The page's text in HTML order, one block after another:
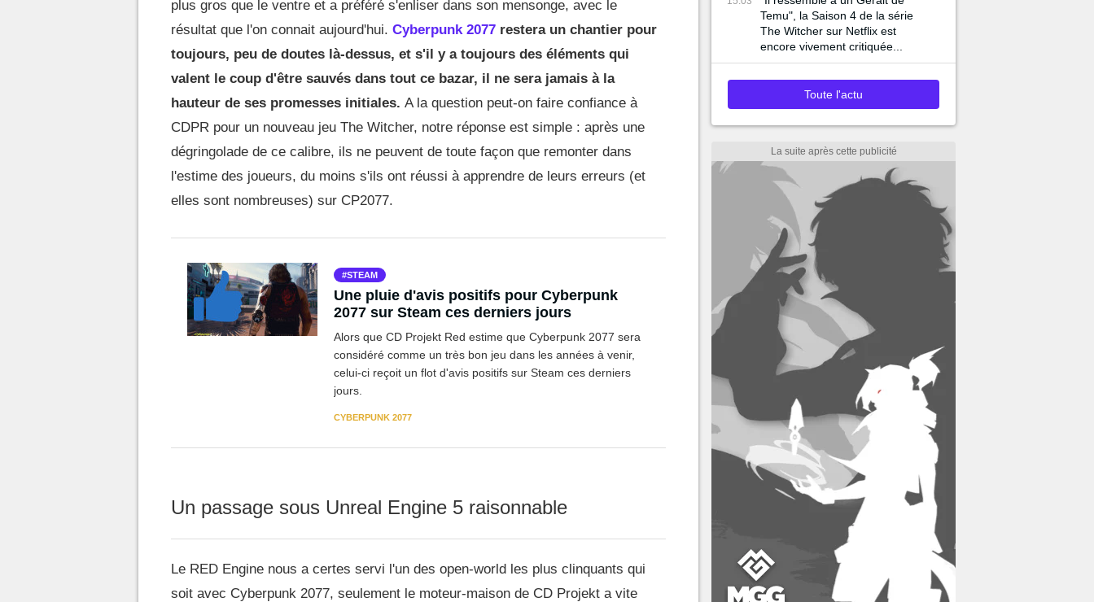
plus gros que le ventre et a préféré s'enliser dans son mensonge, avec le
résultat que l'on connait aujourd'hui. Cyberpunk 2077 restera un chantier pour
toujours, peu de doutes là-dessus, et s'il y a toujours des éléments qui
valent le coup d'être sauvés dans tout ce bazar, il ne sera jamais à la
hauteur de ses promesses initiales. A la question peut-on faire confiance à
CDPR pour un nouveau jeu The Witcher, notre réponse est simple : après une
dégringolade de ce calibre, ils ne peuvent de toute façon que remonter dans
l'estime des joueurs, du moins s'ils ont réussi à apprendre de leurs erreurs (et
elles sont nombreuses) sur CP2077.
STEAM
Une pluie d'avis positifs pour Cyberpunk
2077 sur Steam ces derniers jours
Alors que CD Projekt Red estime que Cyberpunk 2077 sera
considéré comme un très bon jeu dans les années à venir,
celui-ci reçoit un flot d'avis positifs sur Steam ces derniers
jours.
CYBERPUNK 2077
Un passage sous Unreal Engine 5 raisonnable
Le RED Engine nous a certes servi l'un des open-world les plus clinquants qui
soit avec Cyberpunk 2077, seulement le moteur-maison de CD Projekt a vite
Temu", la Saison 4 de la série
The Witcher sur Netflix est
encore vivement critiquée...
Toute l'actu